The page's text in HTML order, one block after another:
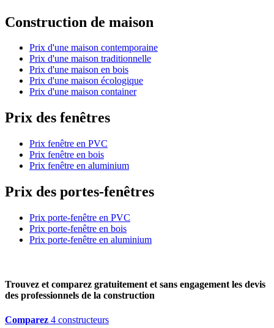
Construction de maison
Prix d'une maison contemporaine
Prix d'une maison traditionnelle
Prix d'une maison en bois
Prix d'une maison écologique
Prix d'une maison container
Prix des fenêtres
Prix fenêtre en PVC
Prix fenêtre en bois
Prix fenêtre en aluminium
Prix des portes-fenêtres
Prix porte-fenêtre en PVC
Prix porte-fenêtre en bois
Prix porte-fenêtre en aluminium
Trouvez et comparez gratuitement et sans engagement les devis
des professionnels de la construction
Comparez 4 constructeurs